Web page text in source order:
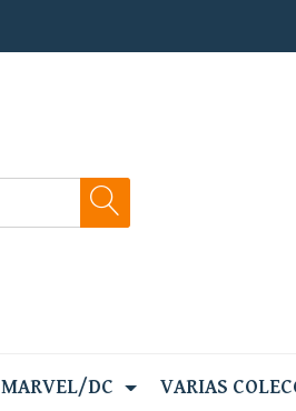
MARVEL/DC VARIAS